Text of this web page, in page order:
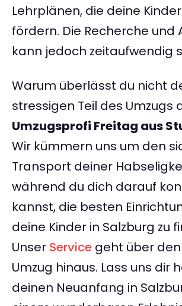
Lehrplänen, die deine
fördern. Die Recherche und
kann jedoch zeitaufwendig
Warum überlässt du nicht
stressigen Teil des Umzugs
Umzugsprofi Freitag aus
Wir kümmern uns um den
Transport deiner
während du dich darauf
kannst, die besten
deine Kinder in Salzburg zu
Unser Service geht über
Umzug hinaus. Lass uns dir
deinen Neuanfang in